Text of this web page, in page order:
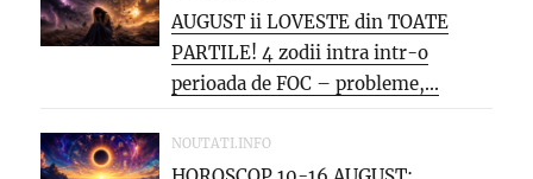
AUGUST ii LOVESTE din TOATE
PARTILE! 4 zodii intra intr-o
perioada de FOC – probleme,...
NOUTATI.INFO